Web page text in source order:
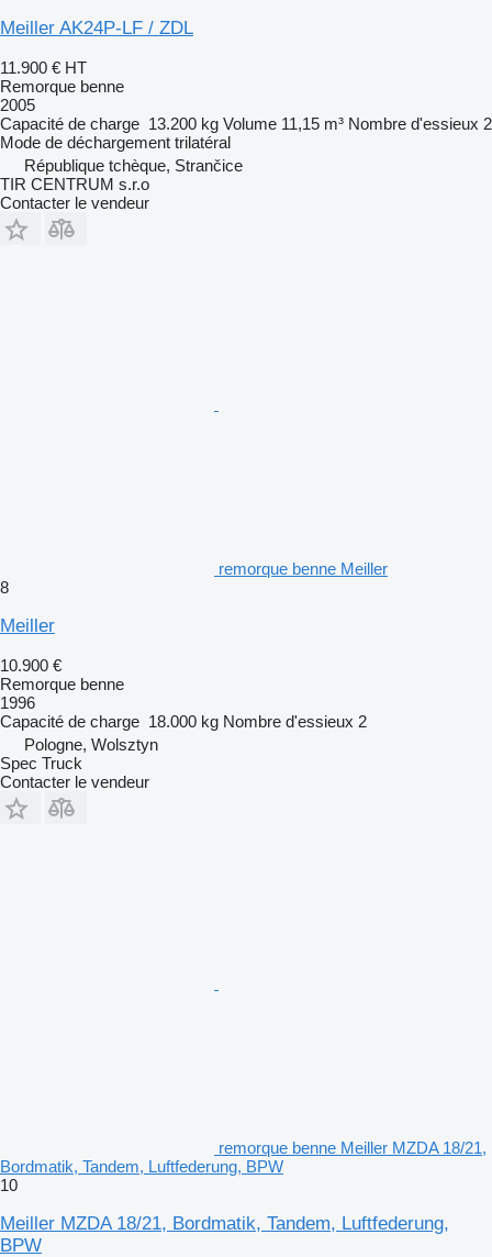
Meiller AK24P-LF / ZDL
11.900 € HT
Remorque benne
2005
Capacité de charge 13.200 kg Volume 11,15 m³ Nombre d'essieux 2
Mode de déchargement trilatéral
République tchèque, Strančice
TIR CENTRUM s.r.o
Contacter le vendeur
remorque benne Meiller
8
Meiller
10.900 €
Remorque benne
1996
Capacité de charge 18.000 kg Nombre d'essieux 2
Pologne, Wolsztyn
Spec Truck
Contacter le vendeur
remorque benne Meiller MZDA 18/21,
Bordmatik, Tandem, Luftfederung, BPW
10
Meiller MZDA 18/21, Bordmatik, Tandem, Luftfederung,
BPW